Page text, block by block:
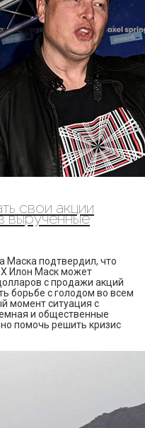
свои акции
вырученные
Маска подтвердил, что
Илон Маск может
с продажи акций
борьбе с голодом во всем
момент ситуация с
и общественные
помочь решить кризис